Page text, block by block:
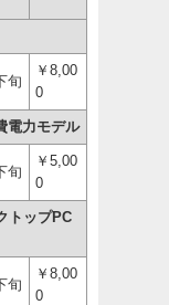
旬
￥8,00
0
電力モデル
旬
￥5,00
0
トップPC
旬
￥8,00
0